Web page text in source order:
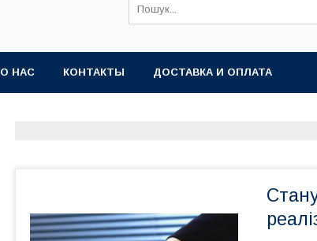
О НАС КОНТАКТЫ ДОСТАВКА И ОПЛАТА